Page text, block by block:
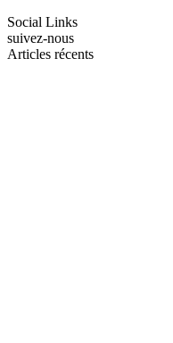
Social Links
suivez-nous
Articles récents